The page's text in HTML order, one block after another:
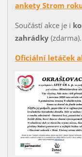
ankety Strom
Součástí akce je i
zahrádky(zdarma).
Oficiální letáček